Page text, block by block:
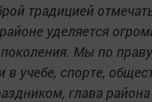
традицией
уделяется
Мы по
учебе, спорте,
глава